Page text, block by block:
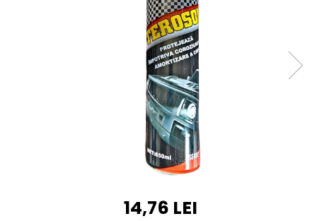
Pneumatice si Trapezoidale
Masini de gaurit si Insurubat
Motocositoare si Motosape
Rotopercutoare si bormasini
Ventilatoare radiatoare14,76 LEI